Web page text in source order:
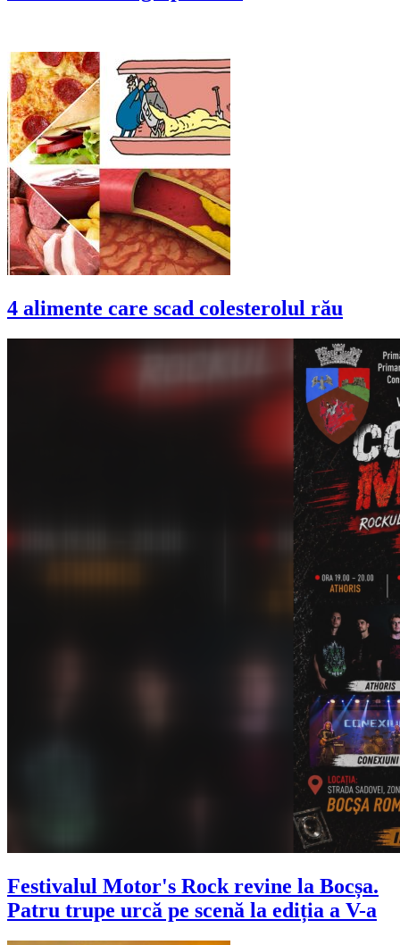
4 alimente care scad colesterolul rău
Festivalul Motor's Rock revine la Bocșa.
Patru trupe urcă pe scenă la ediția a V-a